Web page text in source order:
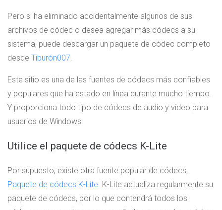
Pero si ha eliminado accidentalmente algunos de sus
archivos de códec o desea agregar más códecs a su
sistema, puede descargar un paquete de códec completo
desde Tiburón007.
Este sitio es una de las fuentes de códecs más confiables
y populares que ha estado en línea durante mucho tiempo.
Y proporciona todo tipo de códecs de audio y video para
usuarios de Windows.
Utilice el paquete de códecs K-Lite
Por supuesto, existe otra fuente popular de códecs,
Paquete de códecs K-Lite. K-Lite actualiza regularmente su
paquete de códecs, por lo que contendrá todos los